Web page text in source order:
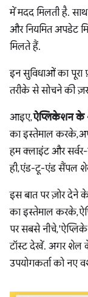
में मदद मिलती है.
और नियमित अपडेट
मिलते हैं.
इन सुविधाओं का पूरा
तरीके से सोचने की
आइए,ऐप्लिकेशन के
का इस्तेमाल करके,
हम क्लाइंट और सर्वर-
ही, एंड-टू-एंड सैंपल
इस बात पर ज़ोर देने
का इस्तेमाल करके,
पर सबसे नीचे,
टॉस्ट देखें. अगर शेल
उपयोगकर्ता को नए